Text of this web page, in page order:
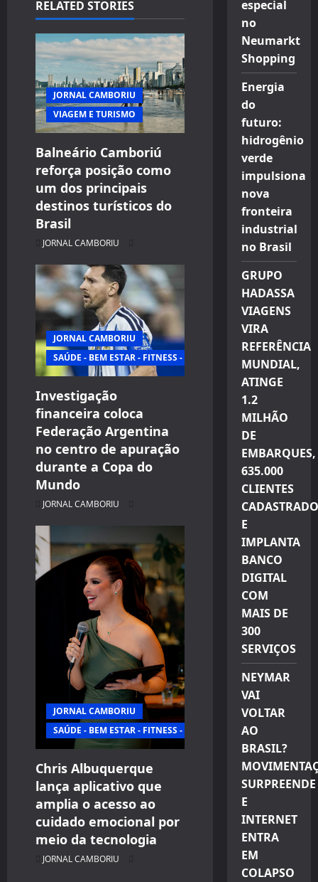
RELATED STORIES
JORNAL CAMBORIU
VIAGEM E TURISMO
Balneário Camboriú
reforça posição como
um dos principais
destinos turísticos do
Brasil
JORNAL CAMBORIU
JORNAL CAMBORIU
SAÚDE - BEM ESTAR - FITNESS - ESPORTE
Investigação
financeira coloca
Federação Argentina
no centro de apuração
durante a Copa do
Mundo
JORNAL CAMBORIU
JORNAL CAMBORIU
SAÚDE - BEM ESTAR - FITNESS - ESPORTE
Chris Albuquerque
lança aplicativo que
amplia o acesso ao
cuidado emocional por
meio da tecnologia
JORNAL CAMBORIU
especial
no
Neumarkt
Shopping
Energia
do
futuro:
hidrogênio
verde
impulsiona
nova
fronteira
industrial
no Brasil
GRUPO
HADASSA
VIAGENS
VIRA
REFERÊNCIA
MUNDIAL,
ATINGE
1.2
MILHÃO
DE
EMBARQUES,
635.000
CLIENTES
E
IMPLANTA
BANCO
DIGITAL
COM
MAIS DE
300
SERVIÇOS
NEYMAR
VAI
VOLTAR
AO
BRASIL?
SURPREENDE
E
INTERNET
ENTRA
EM
COLAPSO